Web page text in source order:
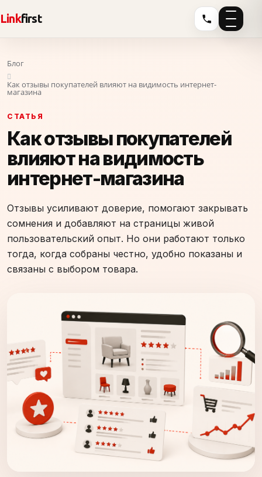
Linkfirst
Блог
Как отзывы покупателей влияют на видимость интернет-
магазина
СТАТЬЯ
Как отзывы покупателей
влияют на видимость
интернет-магазина
Отзывы усиливают доверие, помогают закрывать
сомнения и добавляют на страницы живой
пользовательский опыт. Но они работают только
тогда, когда собраны честно, удобно показаны и
связаны с выбором товара.